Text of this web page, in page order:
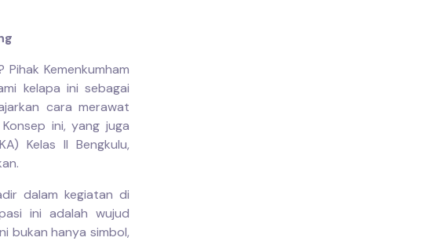
Kemenkumham
kelapa ini sebagai
cara merawat
ini, yang juga
Kelas II Bengkulu,
dalam kegiatan di
ini adalah wujud
bukan hanya simbol,